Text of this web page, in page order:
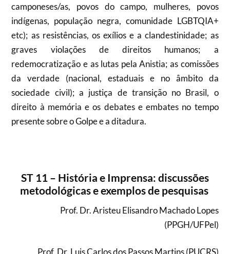
camponeses/as, povos do campo, mulheres, povos
indígenas, população negra, comunidade LGBTQIA+
etc); as resistências, os exílios e a clandestinidade; as
graves violações de direitos humanos; a
redemocratização e as lutas pela Anistia; as comissões
da verdade (nacional, estaduais e no âmbito da
sociedade civil); a justiça de transição no Brasil, o
direito à memória e os debates e embates no tempo
presente sobre o Golpe e a ditadura.
ST 11 – História e Imprensa: discussões
metodológicas e exemplos de pesquisas
Prof. Dr. Aristeu Elisandro Machado Lopes
(PPGH/UFPel)
Prof. Dr. Luis Carlos dos Passos Martins (PUCRS)